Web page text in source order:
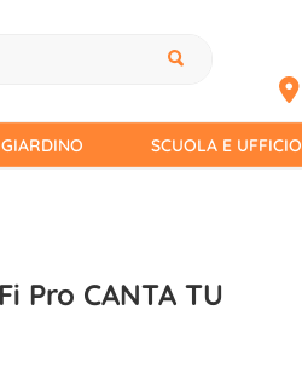
GIARDINO SCUOLA E UFFICIO
Pro CANTA TU